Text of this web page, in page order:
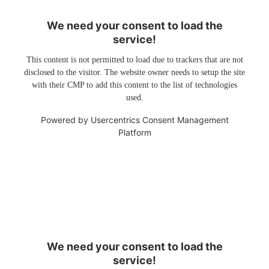
We need your consent to load the
service!
This content is not permitted to load due to trackers that are not
disclosed to the visitor. The website owner needs to setup the site
with their CMP to add this content to the list of technologies
used.
Powered by Usercentrics Consent Management
Platform
We need your consent to load the
service!